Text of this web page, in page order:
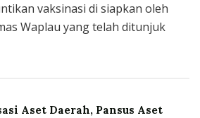
vaksinasi di siapkan oleh
Waplau yang telah ditunjuk
Aset Daerah, Pansus Aset